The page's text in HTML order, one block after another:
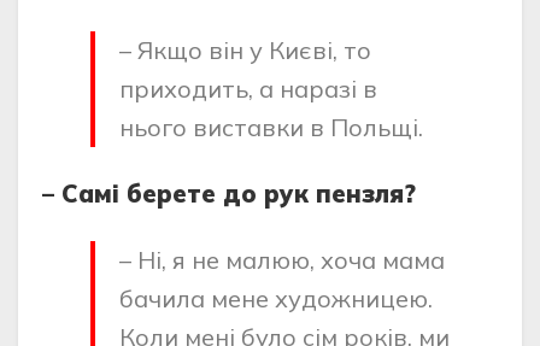
– Якщо він у Києві, то
приходить, а наразі в
нього виставки в Польщі.
– Самі берете до рук пензля?
– Ні, я не малюю, хоча мама
бачила мене художницею.
Коли мені було сім років, ми